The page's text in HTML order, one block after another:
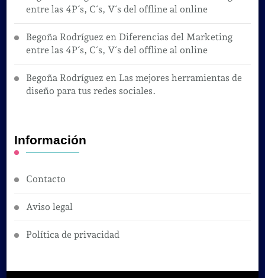
entre las 4P´s, C´s, V´s del offline al online
Begoña Rodríguez en Diferencias del Marketing
entre las 4P´s, C´s, V´s del offline al online
Begoña Rodríguez en Las mejores herramientas de
diseño para tus redes sociales.
Información
Contacto
Aviso legal
Política de privacidad